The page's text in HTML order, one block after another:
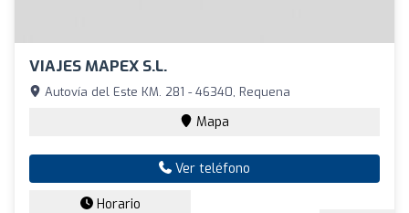
VIAJES MAPEX S.L.
Autovía del Este KM. 281 - 46340, Requena
Mapa
Ver teléfono
Horario